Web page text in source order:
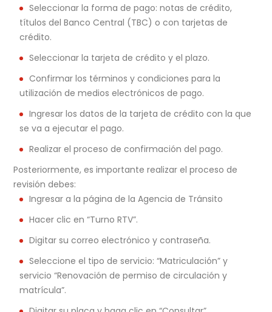
Seleccionar la forma de pago: notas de crédito,
títulos del Banco Central (TBC) o con tarjetas de
crédito.
Seleccionar la tarjeta de crédito y el plazo.
Confirmar los términos y condiciones para la
utilización de medios electrónicos de pago.
Ingresar los datos de la tarjeta de crédito con la que
se va a ejecutar el pago.
Realizar el proceso de confirmación del pago.
Posteriormente, es importante realizar el proceso de
revisión debes:
Ingresar a la página de la Agencia de Tránsito
Hacer clic en “Turno RTV”.
Digitar su correo electrónico y contraseña.
Seleccione el tipo de servicio: “Matriculación” y
servicio “Renovación de permiso de circulación y
matrícula”.